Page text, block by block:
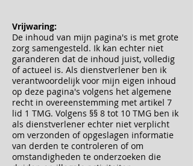
Vrijwaring:
De inhoud van mijn pagina's is met grote
zorg samengesteld. Ik kan echter niet
garanderen dat de inhoud juist, volledig
of actueel is. Als dienstverlener ben ik
verantwoordelijk voor mijn eigen inhoud
op deze pagina's volgens het algemene
recht in overeenstemming met artikel 7
lid 1 TMG. Volgens §§ 8 tot 10 TMG ben ik
als dienstverlener echter niet verplicht
om verzonden of opgeslagen informatie
van derden te controleren of om
omstandigheden te onderzoeken die